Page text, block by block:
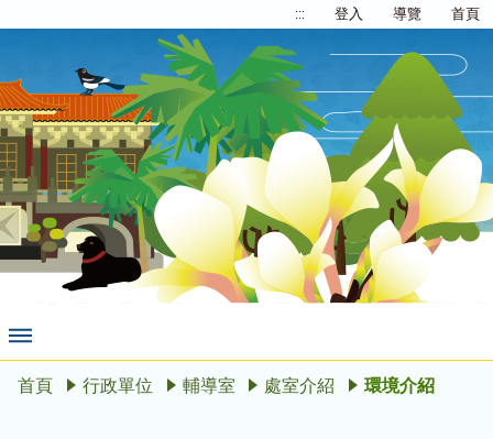
::: 登入 導覽 首頁
首頁 行政單位 輔導室 處室介紹 環境介紹